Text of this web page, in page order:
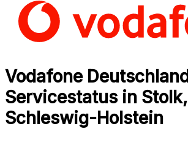
Vodafone Deutschland
Servicestatus in Stolk,
Schleswig-Holstein